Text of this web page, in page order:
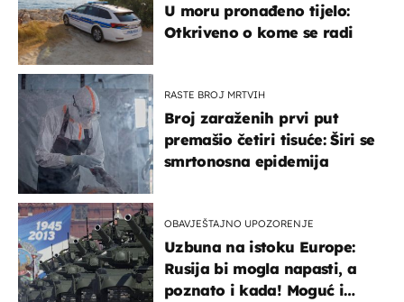
U moru pronađeno tijelo:
Otkriveno o kome se radi
RASTE BROJ MRTVIH
Broj zaraženih prvi put
premašio četiri tisuće: Širi se
smrtonosna epidemija
OBAVJEŠTAJNO UPOZORENJE
Uzbuna na istoku Europe:
Rusija bi mogla napasti, a
poznato i kada! Moguć i